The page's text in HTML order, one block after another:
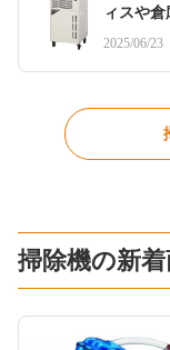
ィスや
2025/06/23
掃除機の新